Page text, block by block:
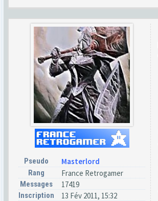
Pseudo Masterlord
Rang France Retrogamer
Messages 17419
Inscription 13 Fév 2011, 15:32